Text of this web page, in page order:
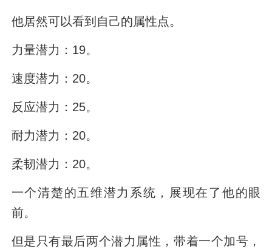
他居然可以看到自己的属性点。
力量潜力：19。
速度潜力：20。
反应潜力：25。
耐力潜力：20。
柔韧潜力：20。
一个清楚的五维潜力系统，展现在了他的眼
前。
但是只有最后两个潜力属性，带着一个加号，